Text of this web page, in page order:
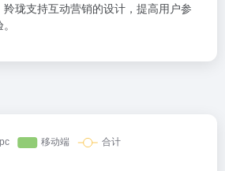
珑支持互动营销的设计，提高用户参